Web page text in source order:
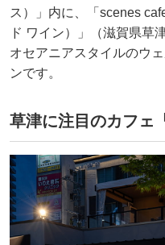
ス）」内に、「scenes
ド ワイン）」（滋賀県草
オセアニアスタイルのウ
ンです。
草津に注目のカフェ